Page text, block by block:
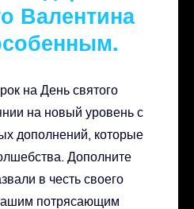
Валентина
на День святого
на новый уровень с
дополнений, которые
Дополните
в честь своего
потрясающим